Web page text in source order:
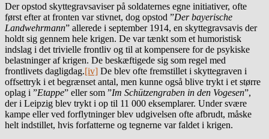
Der opstod skyttegravsaviser på soldaternes egne initiativer, ofte
først efter at fronten var stivnet, dog opstod ”Der bayerische
Landwehrmann” allerede i september 1914, en skyttegravsavis der
holdt sig gennem hele krigen. De var tænkt som et humoristisk
indslag i det trivielle frontliv og til at kompensere for de psykiske
belastninger af krigen. De beskæftigede sig som regel med
frontlivets dagligdag.[iv] De blev ofte fremstillet i skyttegraven i
offsettryk i et begrænset antal, men kunne også blive trykt i et større
oplag i ”Etappe” eller som ”Im Schützengraben in den Vogesen”,
der i Leipzig blev trykt i op til 11 000 eksemplarer. Under svære
kampe eller ved forflytninger blev udgivelsen ofte afbrudt, måske
helt indstillet, hvis forfatterne og tegnerne var faldet i krigen.